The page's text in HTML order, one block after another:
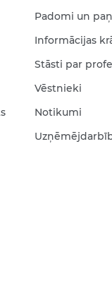
Padomi un
Informācijas
Stāsti par
Vēstnieki
Notikumi